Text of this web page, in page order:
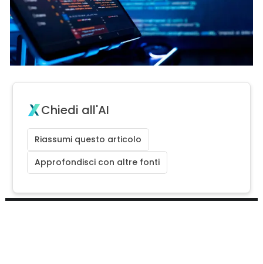
Chiedi all'AI
Riassumi questo articolo
Approfondisci con altre fonti